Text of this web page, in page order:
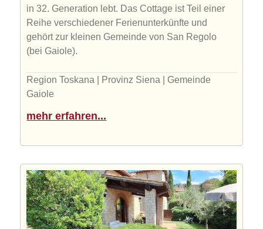
in 32. Generation lebt. Das Cottage ist Teil einer
Reihe verschiedener Ferienunterkünfte und
gehört zur kleinen Gemeinde von San Regolo
(bei Gaiole).
Region Toskana | Provinz Siena | Gemeinde
Gaiole
mehr erfahren...